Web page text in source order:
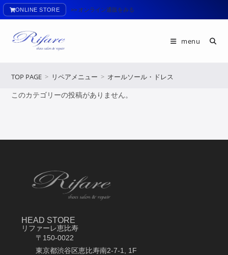
ONLINE STORE >> オンライン通販をみる
menu
TOP PAGE > リペアメニュー > オールソール・ドレス
このカテゴリーの投稿がありません。
HEAD STORE
リファーレ恵比寿
〒150-0022
東京都渋谷区恵比寿南2-7-1, 1F